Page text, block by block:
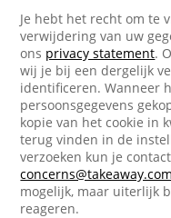
Je hebt het recht om te
verwijdering van uw
ons privacy statement.
wij je bij een dergelijk
identificeren. Wanneer
persoonsgegevens
kopie van het cookie in
terug vinden in de
verzoeken kun je
concerns@takeaway.com
mogelijk, maar uiterlijk
reageren.